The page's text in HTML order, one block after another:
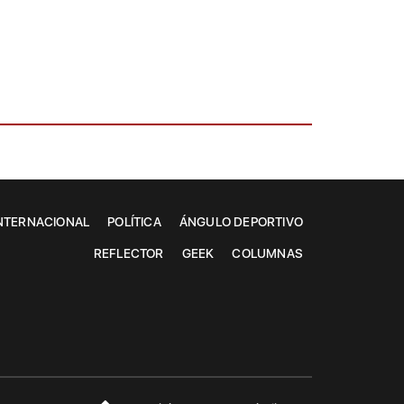
POLÍTICA ÁNGULO DEPORTIVO
REFLECTOR GEEK COLUMNAS